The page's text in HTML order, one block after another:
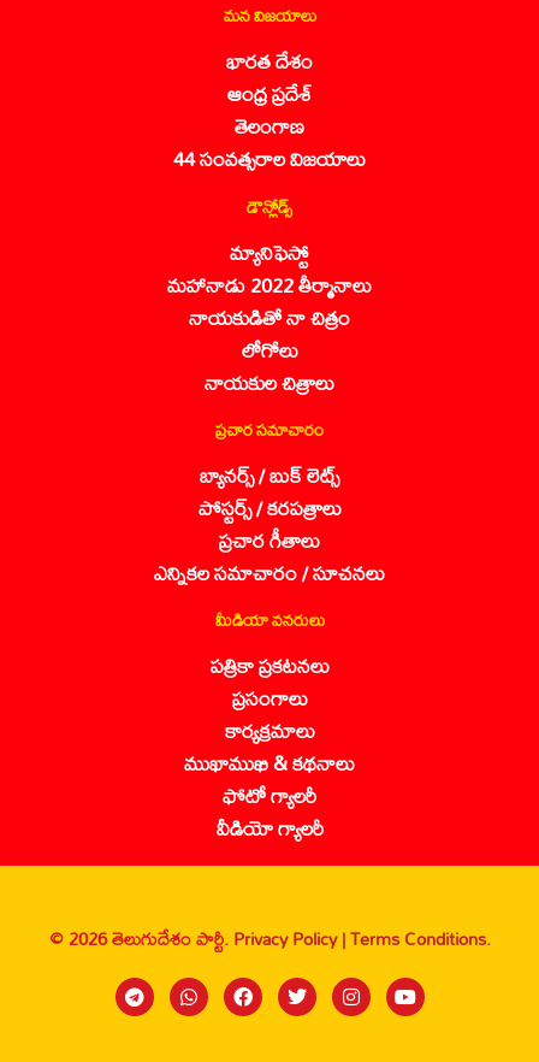
మన విజయాలు
భారత దేశం
ఆంధ్ర ప్రదేశ్
తెలంగాణ
44 సంవత్సరాల విజయాలు
డౌన్లోడ్స్
మ్యానిఫెస్టో
మహానాడు 2022 తీర్మానాలు
నాయకుడితో నా చిత్రం
లోగోలు
నాయకుల చిత్రాలు
ప్రచార సమాచారం
బ్యానర్స్ / బుక్ లెట్స్
పోస్టర్స్ / కరపత్రాలు
ప్రచార గీతాలు
ఎన్నికల సమాచారం / సూచనలు
మీడియా వనరులు
పత్రికా ప్రకటనలు
ప్రసంగాలు
కార్యక్రమాలు
ముఖాముఖి & కథనాలు
ఫోటో గ్యాలరీ
వీడియో గ్యాలరీ
© 2026 తెలుగుదేశం పార్టీ.Privacy Policy |Terms Conditions.